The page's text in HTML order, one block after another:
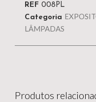
REF 008PL
Categoria
LÂMPADAS
Produtos